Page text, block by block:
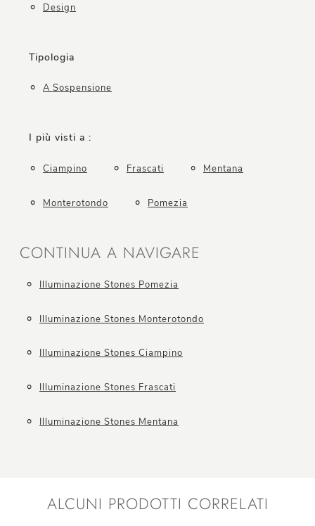
Design
Tipologia
A Sospensione
I più visti a :
Ciampino Frascati Mentana
Monterotondo Pomezia
CONTINUA A NAVIGARE
Illuminazione Stones Pomezia
Illuminazione Stones Monterotondo
Illuminazione Stones Ciampino
Illuminazione Stones Frascati
Illuminazione Stones Mentana
ALCUNI PRODOTTI CORRELATI